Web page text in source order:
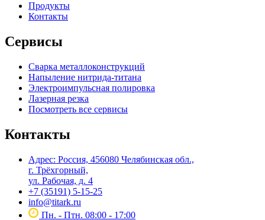
Продукты
Контакты
Сервисы
Сварка металлоконструкций
Напыление нитрида-титана
Электроимпульсная полировка
Лазерная резка
Посмотреть все сервисы
Контакты
Адрес: Россия, 456080 Челябинская обл.,
г. Трёхгорный,
ул. Рабочая, д. 4
+7 (35191) 5-15-25
info@titark.ru
Пн. - Птн. 08:00 - 17:00